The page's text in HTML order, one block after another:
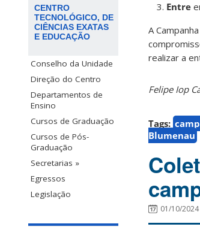
CENTRO
TECNOLÓGICO, DE
CIÊNCIAS EXATAS
E EDUCAÇÃO
Conselho da Unidade
Direção do Centro
Departamentos de
Ensino
Cursos de Graduação
Cursos de Pós-
Graduação
Secretarias »
Egressos
Legislação
Entre
A
realizar a
Felipe Iop
Tags:
Blumenau
01/10/